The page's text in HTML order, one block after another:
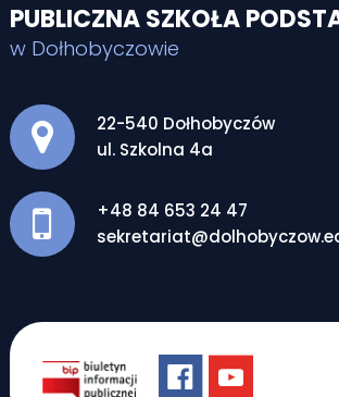
PUBLICZNA SZKOŁA
w Dołhobyczowie
Adres pocztowy:
22-540 Dołhobyczów
ul. Szkolna 4a
+48 84 653 24 47